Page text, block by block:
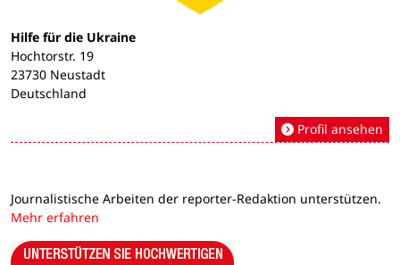
Hilfe für die Ukraine
Hochtorstr. 19
23730 Neustadt
Deutschland
Profil ansehen
Journalistische Arbeiten der reporter-Redaktion unterstützen.
Mehr erfahren